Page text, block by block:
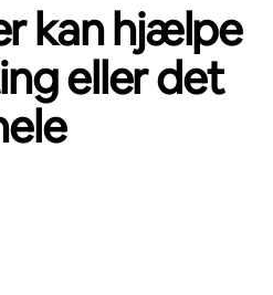
kan hjælpe
eller det